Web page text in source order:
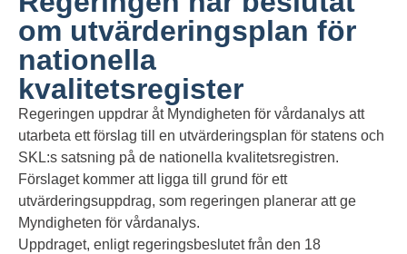
om utvärderingsplan för
nationella
kvalitetsregister
Regeringen uppdrar åt Myndigheten för vårdanalys att
utarbeta ett förslag till en utvärderingsplan för statens och
SKL:s satsning på de nationella kvalitetsregistren.
Förslaget kommer att ligga till grund för ett
utvärderingsuppdrag, som regeringen planerar att ge
Myndigheten för vårdanalys.
Uppdraget, enligt regeringsbeslutet från den 18